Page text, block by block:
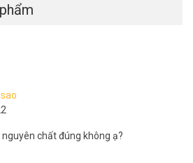
chất đúng không ạ?